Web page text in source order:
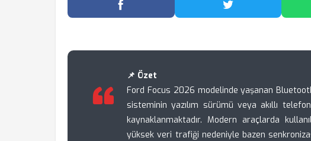
Facebook'ta Paylaş Twitter'da
📌 Özet
Ford Focus 2026 modelinde yaşanan
sisteminin yazılım sürümü veya akıllı
kaynaklanmaktadır. Modern araçlarda
yüksek veri trafiği nedeniyle bazen